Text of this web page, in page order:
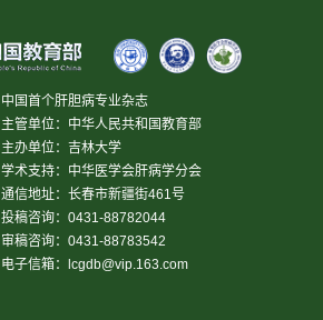
中国首个肝胆病专业杂志
主管单位：中华人民共和国教育部
主办单位：吉林大学
学术支持：中华医学会肝病学分会
通信地址：长春市新疆街461号
投稿咨询：0431-88782044
审稿咨询：0431-88783542
电子信箱：
lcgdb@vip.163.com